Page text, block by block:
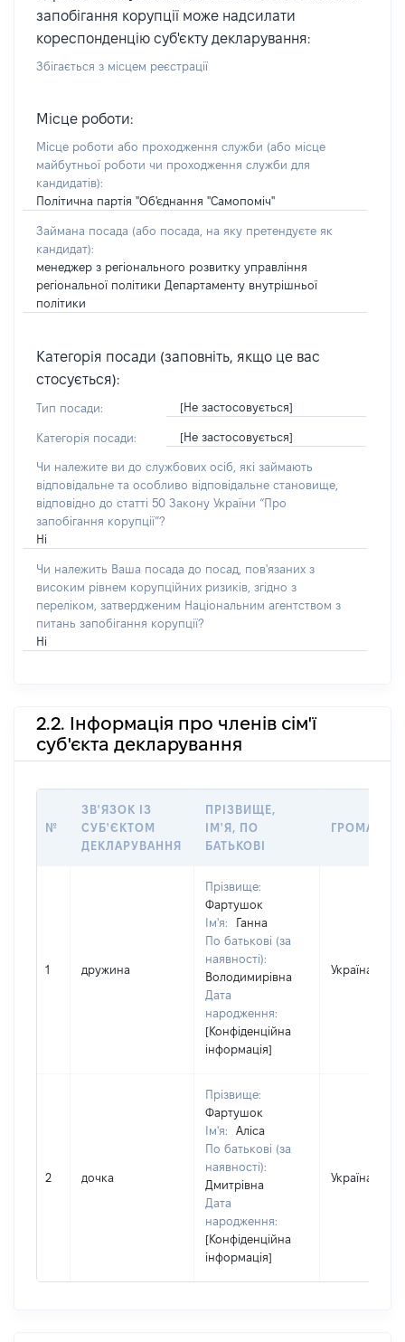
запобігання корупції може надсилати
кореспонденцію суб'єкту декларування:
Збігається з місцем реєстрації
Місце роботи:
Місце роботи або проходження служби (або місце
майбутньої роботи чи проходження служби для
кандидатів):
Політична партія "Об'єднання "Самопоміч"
Займана посада (або посада, на яку претендуєте як
кандидат):
менеджер з регіонального розвитку управління
регіональної політики Департаменту внутрішньої
політики
Категорія посади (заповніть, якщо це вас
стосується):
Тип посади: [Не застосовується]
Категорія посади: [Не застосовується]
Чи належите ви до службових осіб, які займають
відповідальне та особливо відповідальне становище,
відповідно до статті 50 Закону України “Про
запобігання корупції”?
Ні
Чи належить Ваша посада до посад, пов'язаних з
високим рівнем корупційних ризиків, згідно з
переліком, затвердженим Національним агентством з
питань запобігання корупції?
Ні
2.2. Інформація про членів сім'ї
суб'єкта декларування
№
ЗВ'ЯЗОК ІЗ
СУБ'ЄКТОМ
ДЕКЛАРУВАННЯ
ПРІЗВИЩЕ,
ІМ'Я, ПО
БАТЬКОВІ
1 дружина
Прізвище:
Фартушок
Ім'я:
Ганна
По батькові (за
наявності):
Володимирівна
Дата
народження:
[Конфіденційна
інформація]
Україна
2 дочка
Прізвище:
Фартушок
Ім'я:
Аліса
По батькові (за
наявності):
Дмитрівна
Дата
народження:
[Конфіденційна
інформація]
Україна